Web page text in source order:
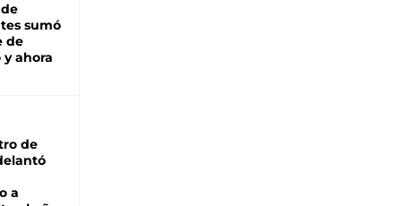
sumó
de
y ahora
de
a